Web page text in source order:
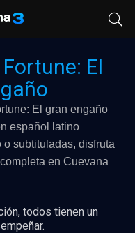
El
El gran engaño
español latino
o subtituladas, disfruta
en Cuevana
todos tienen un